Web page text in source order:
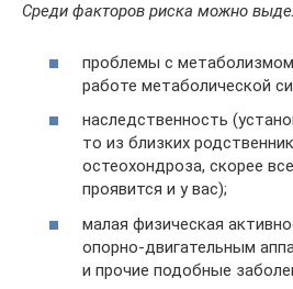
Среди факторов риска можно
проблемы с
работе метаболической
наследственность
то из близких
остеохондроза, скорее
проявится и у вас);
малая физическая
опорно-двигательным
и прочие подобные